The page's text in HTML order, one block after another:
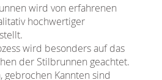
wird von erfahrenen
hochwertiger
wird besonders auf das
der Stilbrunnen geachtet.
gebrochen Kannten sind